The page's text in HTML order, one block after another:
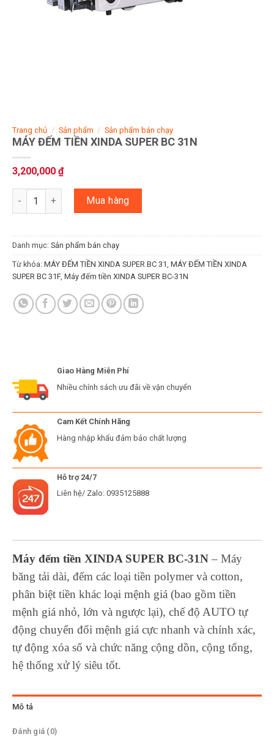
Trang chủ / Sản phẩm / Sản phẩm bán chạy
MÁY ĐẾM TIỀN XINDA SUPER BC 31N
3,200,000 ₫
MÁY ĐẾM TIỀN XINDA SUPER BC 31N số lượng
Mua hàng
Danh mục: Sản phẩm bán chạy
Từ khóa: MÁY ĐẾM TIỀN XINDA SUPER BC 31, MÁY ĐẾM TIỀN XINDA
SUPER BC 31F, Máy đếm tiền XINDA SUPER BC-31N
Giao Hàng Miễn Phí
Nhiều chính sách ưu đãi về vận chuyển
Cam Kết Chính Hãng
Hàng nhập khẩu đảm bảo chất lượng
Hỗ trợ 24/7
Liên hệ/ Zalo: 0935125888
Máy đếm tiền XINDA SUPER BC-31N – Máy
băng tải dài, đếm các loại tiền polymer và cotton,
phân biệt tiền khác loại mệnh giá (bao gồm tiền
mệnh giá nhỏ, lớn và ngược lại), chế độ AUTO tự
động chuyển đổi mệnh giá cực nhanh và chính xác,
tự động xóa số và chức năng cộng dồn, cộng tổng,
hệ thống xử lý siêu tốt.
Mô tả
Đánh giá (0)